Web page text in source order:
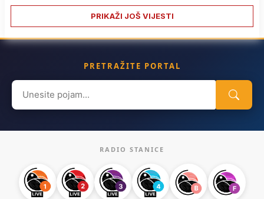
PRIKAŽI JOŠ VIJESTI
PRETRAŽITE PORTAL
Search
for:
RADIO STANICE